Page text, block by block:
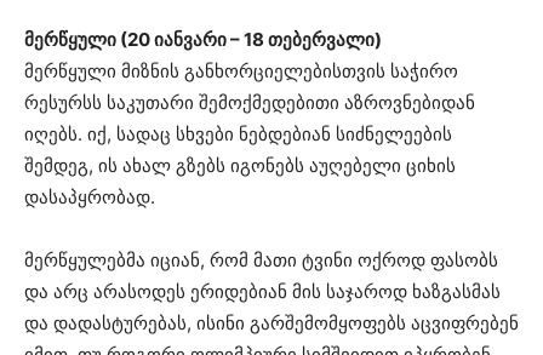
მერწყული (20 იანვარი – 18 თებერვალი)
მერწყული მიზნის განხორციელებისთვის საჭირო
რესურსს საკუთარი შემოქმედებითი აზროვნებიდან
იღებს. იქ, სადაც სხვები ნებდებიან სიძნელეების
შემდეგ, ის ახალ გზებს იგონებს აუღებელი ციხის
დასაპყრობად.
მერწყულებმა იციან, რომ მათი ტვინი ოქროდ ფასობს
და არც არასოდეს ერიდებიან მის საჯაროდ ხაზგასმას
და დადასტურებას, ისინი გარშემომყოფებს აცვიფრებენ